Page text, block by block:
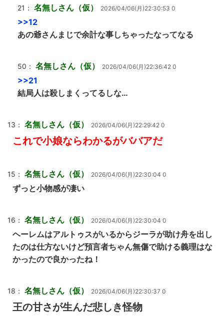
21： 名無しさん（仮） 2026/04/06(月)22:30:53 0
>>12
あの爺さんまじで余計な事しちゃったなってなる
50： 名無しさん（仮） 2026/04/06(月)22:36:42 0
>>21
結局人は殺しまくってるしな…
13： 名無しさん（仮） 2026/04/06(月)22:29:42 0
これで小娘ならわかるがババアだ
15： 名無しさん（仮） 2026/04/06(月)22:30:04 0
ずっと小物感が凄い
16： 名無しさん（仮） 2026/04/06(月)22:30:04 0
ヘーレムはアルトゥスがいるからジーラが助け舟を出し
たのは仕方ないけど預言者ちゃん無傷で助ける義理はな
かったので良かったね！
18： 名無しさん（仮） 2026/04/06(月)22:30:37 0
王の甘さが生んだ悲しき怪物